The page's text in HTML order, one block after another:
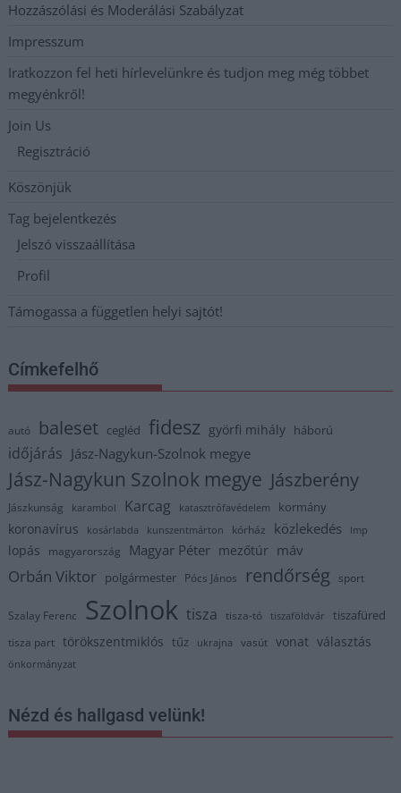
Hozzászólási és Moderálási Szabályzat
Impresszum
Iratkozzon fel heti hírlevelünkre és tudjon meg még többet
megyénkről!
Join Us
Regisztráció
Köszönjük
Tag bejelentkezés
Jelszó visszaállítása
Profil
Támogassa a független helyi sajtót!
Címkefelhő
autó baleset cegléd fidesz györfi mihály háború
időjárás Jász-Nagykun-Szolnok megye
Jász-Nagykun Szolnok megye Jászberény
Jászkunság karambol Karcag katasztrófavédelem kormány
koronavírus kosárlabda kunszentmárton kórház közlekedés lmp
lopás magyarország Magyar Péter mezőtúr máv
Orbán Viktor polgármester Pócs János rendőrség sport
Szalay Ferenc Szolnok tisza tisza-tó tiszaföldvár tiszafüred
tisza part törökszentmiklós tűz ukrajna vasút vonat választás
önkormányzat
Nézd és hallgasd velünk!